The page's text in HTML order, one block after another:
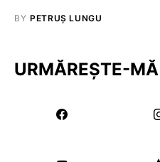
BY PETRUȘ LUNGU
URMĂREȘTE-